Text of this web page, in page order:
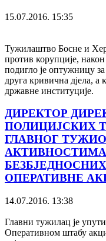
15.07.2016. 15:35
Тужилаштво Босне и
против корупције,
подигло је оптужницу
друга кривична дјела, а
државне институције.
ДИРЕКТОР
ПОЛИЦИЈСКИХ
ГЛАВНОГ
ОПЕРАТИВНЕ
14.07.2016. 13:38
Главни тужилац је
Оперативном штабу